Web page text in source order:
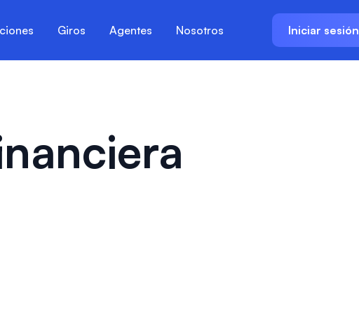
Giros Agentes Nosotros Iniciar sesión